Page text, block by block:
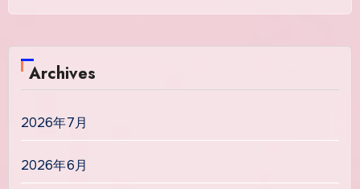
Archives
2026年7月
2026年6月